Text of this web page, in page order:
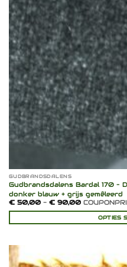
GUDBRANDSDALENS
Gudbrandsdalens Bardal 170 –
donker blauw + grijs gemêleerd
€50,00 - €90,00Prijsklasse:
tot
€ 90,00
OPTIES
heeft
meerdere